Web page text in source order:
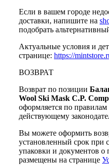
Если в вашем городе
доставки, напишите на
подобрать
Актуальные условия и
странице: https://
ВОЗВРАТ
Возврат по позиции
Wool Ski Mask C.P.
оформляется по
действующему
Вы можете оформить
установленный срок при
упаковки и документов
размещены на странице